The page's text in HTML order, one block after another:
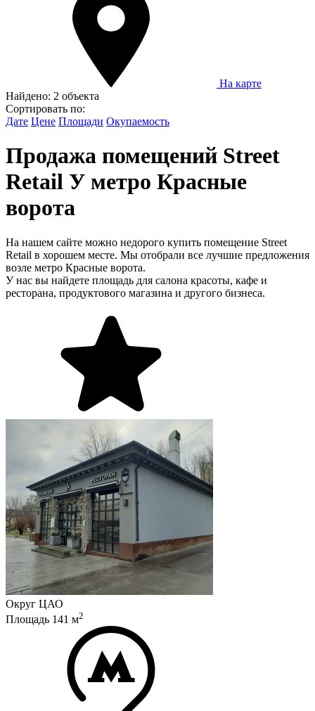
На карте
Найдено: 2 объекта
Сортировать по:
Дате Цене Площади Окупаемость
Продажа помещений Street
Retail У метро Красные
ворота
На нашем сайте можно недорого купить помещение Street
Retail в хорошем месте. Мы отобрали все лучшие предложения
возле метро Красные ворота.
У нас вы найдете площадь для салона красоты, кафе и
ресторана, продуктового магазина и другого бизнеса.
Округ ЦАО
Площадь 141 м2